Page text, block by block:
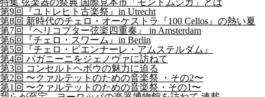
特集 弦楽器の祭典 国際見本市「モンドムジカ」とは
第9回『ユトレヒト古楽祭』in Utrecht
第8回 新時代のチェロ・オーケストラ『100 Cellos』の熱い夏
第7回『ヘリコプター弦楽四重奏』 in Amsterdam
第6回『チェロ・スワーム』in Berlin
第5回『チェロ・ビエンナーレ・アムステルダム』
第4回 パガニーニをジェノヴァに訪ねて
第3回 コンセルトヘボウの魅力に迫る
第2回 〜クァルテットのための音楽祭 ・その2〜
第1回 〜クァルテットのための音楽祭・その1〜